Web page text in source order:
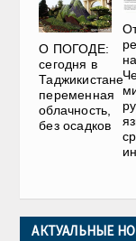
О ПОГОДЕ:
сегодня в
Таджикистане
переменная
облачность,
без осадков
на
АКТУАЛЬНЫЕ